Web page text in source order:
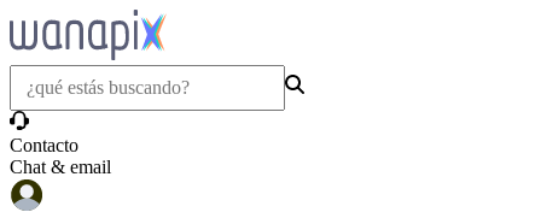
Contacto
Chat & email